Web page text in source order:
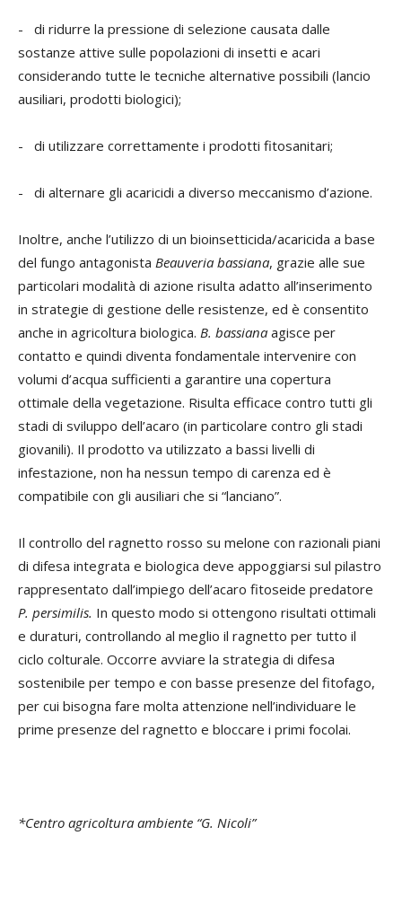
- di ridurre la pressione di selezione causata dalle
sostanze attive sulle popolazioni di insetti e acari
considerando tutte le tecniche alternative possibili (lancio
ausiliari, prodotti biologici);
- di utilizzare correttamente i prodotti fitosanitari;
- di alternare gli acaricidi a diverso meccanismo d’azione.
Inoltre, anche l’utilizzo di un bioinsetticida/acaricida a base
del fungo antagonista Beauveria bassiana, grazie alle sue
particolari modalità di azione risulta adatto all’inserimento
in strategie di gestione delle resistenze, ed è consentito
anche in agricoltura biologica. B. bassiana agisce per
contatto e quindi diventa fondamentale intervenire con
volumi d’acqua sufficienti a garantire una copertura
ottimale della vegetazione. Risulta efficace contro tutti gli
stadi di sviluppo dell’acaro (in particolare contro gli stadi
giovanili). Il prodotto va utilizzato a bassi livelli di
infestazione, non ha nessun tempo di carenza ed è
compatibile con gli ausiliari che si “lanciano”.
Il controllo del ragnetto rosso su melone con razionali piani
di difesa integrata e biologica deve appoggiarsi sul pilastro
rappresentato dall’impiego dell’acaro fitoseide predatore
P. persimilis. In questo modo si ottengono risultati ottimali
e duraturi, controllando al meglio il ragnetto per tutto il
ciclo colturale. Occorre avviare la strategia di difesa
sostenibile per tempo e con basse presenze del fitofago,
per cui bisogna fare molta attenzione nell’individuare le
prime presenze del ragnetto e bloccare i primi focolai.
*Centro agricoltura ambiente “G. Nicoli”